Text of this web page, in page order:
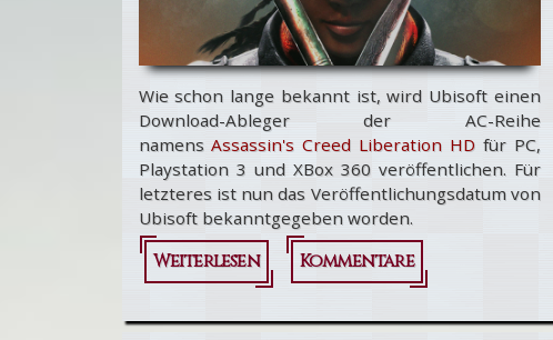
Wie schon lange bekannt ist, wird Ubisoft einen
Download-Ableger der AC-Reihe
namensAssassin's Creed Liberation HD für PC,
Playstation 3 und XBox 360 veröffentlichen. Für
letzteres ist nun das Veröffentlichungsdatum von
Ubisoft bekanntgegeben worden.
Weiterlesen über Assassin's
Kommentare